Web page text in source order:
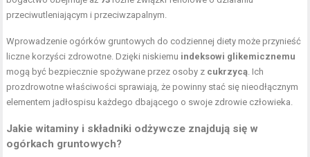
przeciwutleniającym i przeciwzapalnym.
Wprowadzenie ogórków gruntowych do codziennej diety może przynieść
liczne korzyści zdrowotne. Dzięki niskiemu indeksowi glikemicznemu
mogą być bezpiecznie spożywane przez osoby z cukrzycą. Ich
prozdrowotne właściwości sprawiają, że powinny stać się nieodłącznym
elementem jadłospisu każdego dbającego o swoje zdrowie człowieka.
Jakie witaminy i składniki odżywcze znajdują się w
ogórkach gruntowych?